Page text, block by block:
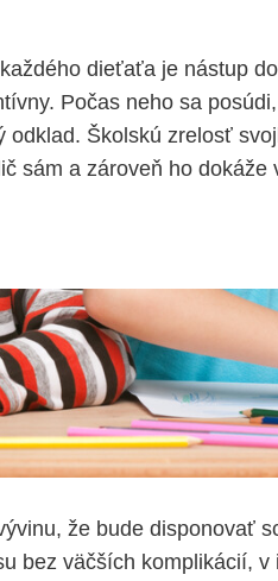
dieťaťa je nástup
Počas neho sa
odklad. Školskú zrelosť
sám a zároveň ho dokáže
že bude disponovať
bez väčších komplikácií,